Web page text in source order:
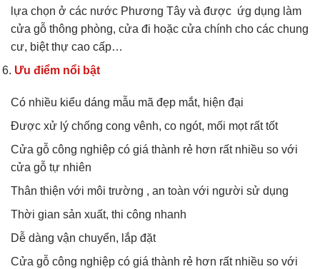
lựa chọn ở các nước Phương Tây và được ứg dụng làm
cửa gỗ thông phòng, cửa đi hoặc cửa chính cho các chung
cư, biệt thự cao cấp…
Ưu điểm nổi bật
Có nhiều kiểu dáng mẫu mã đẹp mắt, hiện đại
Được xử lý chống cong vênh, co ngót, mối mọt rất tốt
Cửa gỗ công nghiệp có giá thành rẻ hơn rất nhiều so với
cửa gỗ tự nhiên
Thân thiện với môi trường , an toàn với người sử dụng
Thời gian sản xuất, thi công nhanh
Dễ dàng vận chuyển, lắp đặt
Cửa gỗ công nghiệp có giá thành rẻ hơn rất nhiều so với